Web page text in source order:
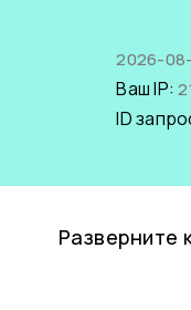
2026-
Ваш IP:
ID
Разверните